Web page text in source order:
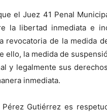
el Juez 41 Penal
la libertad inmediata e
revocatoria de la medida
ello, la medida de
y legalmente sus
inmediata.
Gutiérrez es